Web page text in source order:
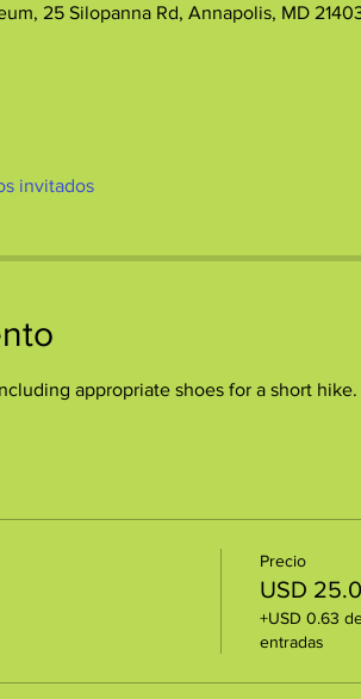
25 Silopanna Rd, Annapolis, MD
invitados
appropriate shoes for a short
Precio
USD
+USD 0.63
entradas